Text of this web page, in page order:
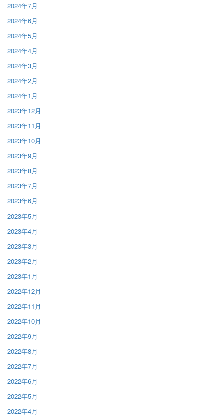
2024年7月
2024年6月
2024年5月
2024年4月
2024年3月
2024年2月
2024年1月
2023年12月
2023年11月
2023年10月
2023年9月
2023年8月
2023年7月
2023年6月
2023年5月
2023年4月
2023年3月
2023年2月
2023年1月
2022年12月
2022年11月
2022年10月
2022年9月
2022年8月
2022年7月
2022年6月
2022年5月
2022年4月